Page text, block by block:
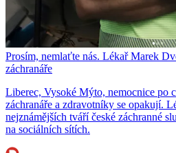
Prosím, nemlaťte nás. Lékař Marek
záchranáře
Liberec, Vysoké Mýto, nemocnice po
záchranáře a zdravotníky se opakují.
nejznámějších tváří české záchranné
na sociálních sítích.